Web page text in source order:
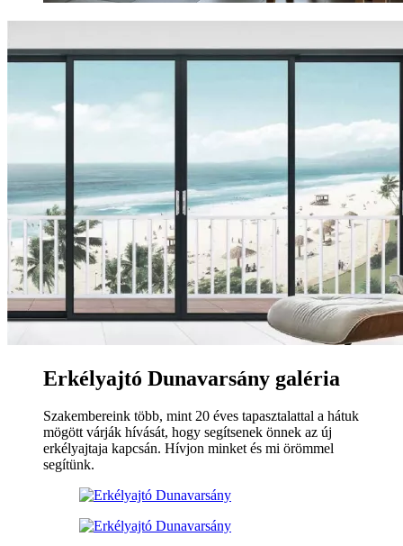
Erkélyajtó Dunavarsány galéria
Szakembereink több, mint 20 éves tapasztalattal a hátuk
mögött várják hívását, hogy segítsenek önnek az új
erkélyajtaja kapcsán. Hívjon minket és mi örömmel
segítünk.